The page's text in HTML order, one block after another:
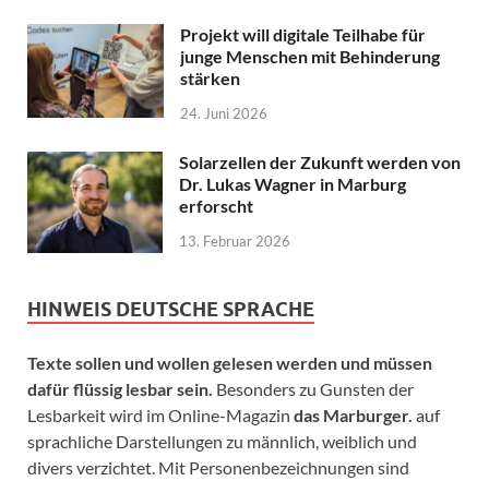
Projekt will digitale Teilhabe für
junge Menschen mit Behinderung
stärken
24. Juni 2026
Solarzellen der Zukunft werden von
Dr. Lukas Wagner in Marburg
erforscht
13. Februar 2026
HINWEIS DEUTSCHE SPRACHE
Texte sollen und wollen gelesen werden und müssen
dafür flüssig lesbar sein. Besonders zu Gunsten der
Lesbarkeit wird im Online-Magazin das Marburger. auf
sprachliche Darstellungen zu männlich, weiblich und
divers verzichtet. Mit Personenbezeichnungen sind